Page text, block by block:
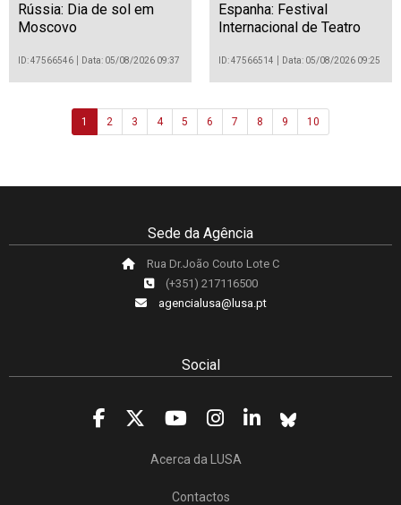
Rússia: Dia de sol em
Moscovo
ID: 47566546 Data: 05/08/2026 09:37
Espanha: Festival
Internacional de Teatro
ID: 47566514 Data: 05/08/2026 09:25
1 2 3 4 5 6 7 8 9 10
Sede da Agência
Rua Dr.João Couto Lote C
(+351) 217116500
agencialusa@lusa.pt
Social
Acerca da LUSA
Contactos